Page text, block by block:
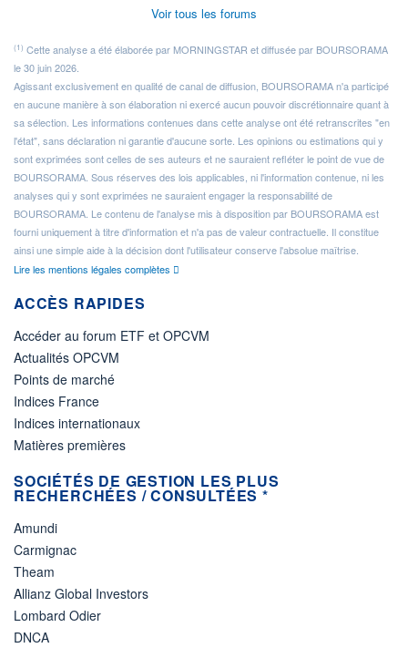
Voir tous les forums
(1) Cette analyse a été élaborée par MORNINGSTAR et diffusée par BOURSORAMA
le 30 juin 2026.
Agissant exclusivement en qualité de canal de diffusion, BOURSORAMA n'a participé
en aucune manière à son élaboration ni exercé aucun pouvoir discrétionnaire quant à
sa sélection. Les informations contenues dans cette analyse ont été retranscrites "en
l'état", sans déclaration ni garantie d'aucune sorte. Les opinions ou estimations qui y
sont exprimées sont celles de ses auteurs et ne sauraient refléter le point de vue de
BOURSORAMA. Sous réserves des lois applicables, ni l'information contenue, ni les
analyses qui y sont exprimées ne sauraient engager la responsabilité de
BOURSORAMA. Le contenu de l'analyse mis à disposition par BOURSORAMA est
fourni uniquement à titre d'information et n'a pas de valeur contractuelle. Il constitue
ainsi une simple aide à la décision dont l'utilisateur conserve l'absolue maîtrise.
Lire les mentions légales complètes
ACCÈS RAPIDES
Accéder au forum ETF et OPCVM
Actualités OPCVM
Points de marché
Indices France
Indices internationaux
Matières premières
SOCIÉTÉS DE GESTION LES PLUS
RECHERCHÉES / CONSULTÉES *
Amundi
Carmignac
Theam
Allianz Global Investors
Lombard Odier
DNCA